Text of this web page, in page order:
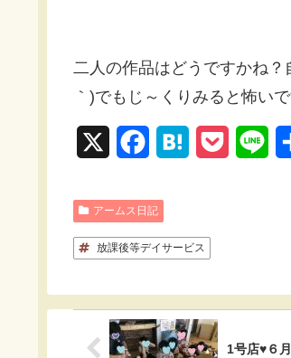
二人の作品はどうですかね
｀)でもじ～くりみると怖いで
c
e
o
e
アームス日記
放課後等デイサービス
1号店♥６